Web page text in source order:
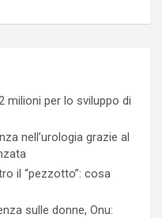
milioni per lo sviluppo di
nell’urologia grazie al
il “pezzotto”: cosa
sulle donne, Onu: